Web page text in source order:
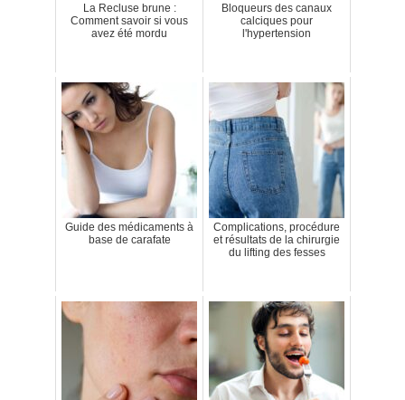
La Recluse brune :
Comment savoir si vous
avez été mordu
Bloqueurs des canaux
calciques pour
l'hypertension
Guide des médicaments à
base de carafate
Complications, procédure
et résultats de la chirurgie
du lifting des fesses